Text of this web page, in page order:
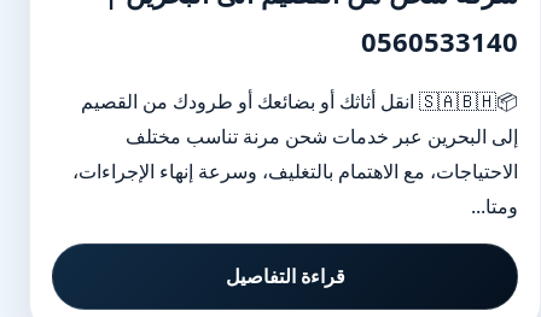
0560533140
📦🇸🇦🇧🇭 انقل أثاثك أو بضائعك أو طرودك من القصيم
إلى البحرين عبر خدمات شحن مرنة تناسب مختلف
الاحتياجات، مع الاهتمام بالتغليف، وسرعة إنهاء الإجراءات،
ومتا...
قراءة التفاصيل